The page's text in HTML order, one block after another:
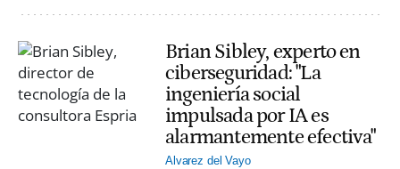
Brian Sibley, experto en
ciberseguridad: "La
ingeniería social
impulsada por IA es
alarmantemente efectiva"
Alvarez del Vayo